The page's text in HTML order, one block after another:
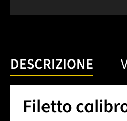
DESCRIZIONE
Filetto